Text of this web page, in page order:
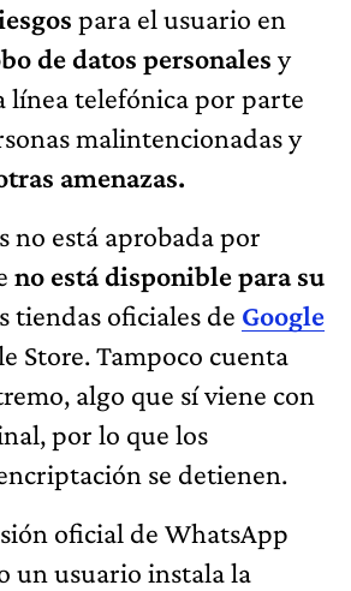
para el usuario en
de datos personales y
línea telefónica por parte
malintencionadas y
amenazas.
no está aprobada por
no está disponible para su
tiendas oficiales de Google
Store. Tampoco cuenta
algo que sí viene con
por lo que los
se detienen.
oficial de WhatsApp
un usuario instala la